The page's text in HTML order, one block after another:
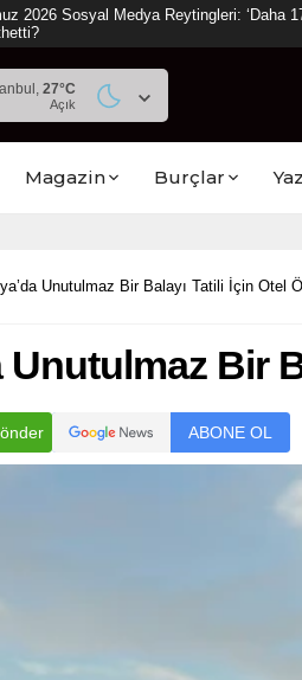
2026 Sosyal Medya Reytingleri: ‘Daha
27°C
Açık
Magazin Burçlar
Unutulmaz Bir Balayı Tatili İçin Otel
Unutulmaz Bir
ABONE OL